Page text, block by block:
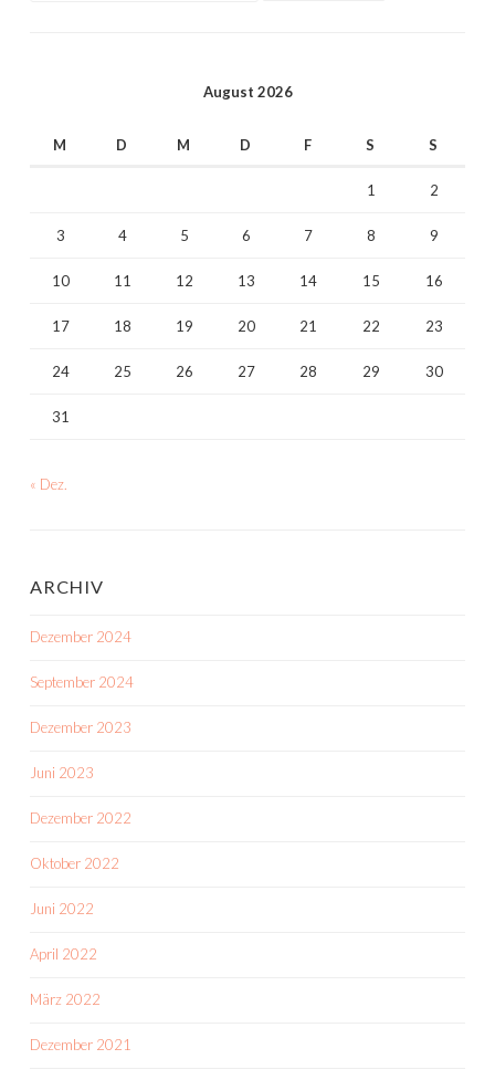
August 2026
M D M D F S S
1 2
3 4 5 6 7 8 9
10 11 12 13 14 15 16
17 18 19 20 21 22 23
24 25 26 27 28 29 30
31
« Dez.
ARCHIV
Dezember 2024
September 2024
Dezember 2023
Juni 2023
Dezember 2022
Oktober 2022
Juni 2022
April 2022
März 2022
Dezember 2021